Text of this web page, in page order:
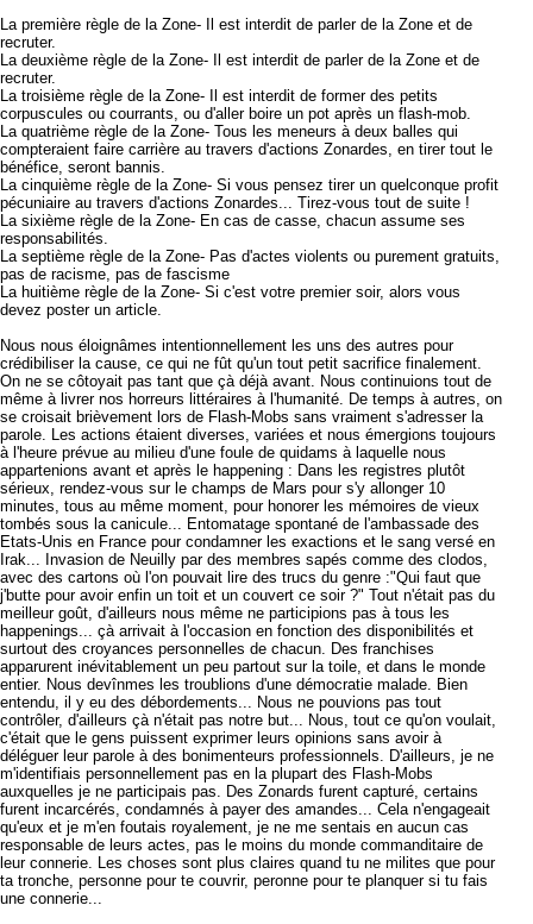
La première règle de la Zone- Il est interdit de parler de la Zone et de
recruter.
La deuxième règle de la Zone- Il est interdit de parler de la Zone et de
recruter.
La troisième règle de la Zone- Il est interdit de former des petits
corpuscules ou courrants, ou d'aller boire un pot après un flash-mob.
La quatrième règle de la Zone- Tous les meneurs à deux balles qui
compteraient faire carrière au travers d'actions Zonardes, en tirer tout le
bénéfice, seront bannis.
La cinquième règle de la Zone- Si vous pensez tirer un quelconque profit
pécuniaire au travers d'actions Zonardes... Tirez-vous tout de suite !
La sixième règle de la Zone- En cas de casse, chacun assume ses
responsabilités.
La septième règle de la Zone- Pas d'actes violents ou purement gratuits,
pas de racisme, pas de fascisme
La huitième règle de la Zone- Si c'est votre premier soir, alors vous
devez poster un article.
Nous nous éloignâmes intentionnellement les uns des autres pour
crédibiliser la cause, ce qui ne fût qu'un tout petit sacrifice finalement.
On ne se côtoyait pas tant que çà déjà avant. Nous continuions tout de
même à livrer nos horreurs littéraires à l'humanité. De temps à autres, on
se croisait brièvement lors de Flash-Mobs sans vraiment s'adresser la
parole. Les actions étaient diverses, variées et nous émergions toujours
à l'heure prévue au milieu d'une foule de quidams à laquelle nous
appartenions avant et après le happening : Dans les registres plutôt
sérieux, rendez-vous sur le champs de Mars pour s'y allonger 10
minutes, tous au même moment, pour honorer les mémoires de vieux
tombés sous la canicule... Entomatage spontané de l'ambassade des
Etats-Unis en France pour condamner les exactions et le sang versé en
Irak... Invasion de Neuilly par des membres sapés comme des clodos,
avec des cartons où l'on pouvait lire des trucs du genre :"Qui faut que
j'butte pour avoir enfin un toit et un couvert ce soir ?" Tout n'était pas du
meilleur goût, d'ailleurs nous même ne participions pas à tous les
happenings... çà arrivait à l'occasion en fonction des disponibilités et
surtout des croyances personnelles de chacun. Des franchises
apparurent inévitablement un peu partout sur la toile, et dans le monde
entier. Nous devînmes les troublions d'une démocratie malade. Bien
entendu, il y eu des débordements... Nous ne pouvions pas tout
contrôler, d'ailleurs çà n'était pas notre but... Nous, tout ce qu'on voulait,
c'était que le gens puissent exprimer leurs opinions sans avoir à
déléguer leur parole à des bonimenteurs professionnels. D'ailleurs, je ne
m'identifiais personnellement pas en la plupart des Flash-Mobs
auxquelles je ne participais pas. Des Zonards furent capturé, certains
furent incarcérés, condamnés à payer des amandes... Cela n'engageait
qu'eux et je m'en foutais royalement, je ne me sentais en aucun cas
responsable de leurs actes, pas le moins du monde commanditaire de
leur connerie. Les choses sont plus claires quand tu ne milites que pour
ta tronche, personne pour te couvrir, peronne pour te planquer si tu fais
une connerie...